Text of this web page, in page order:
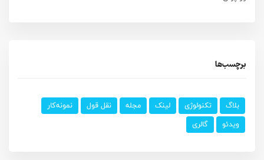
برچسب‌ها
بلاگ تکنولوژی لینک مجله نقل قول
نمونه‌کار
ویدئو
گالری